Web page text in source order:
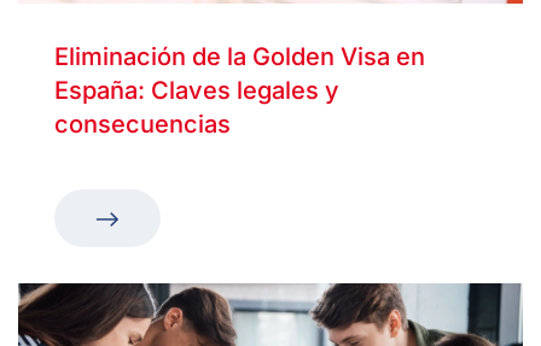
Eliminación de la Golden Visa en
España: Claves legales y
consecuencias